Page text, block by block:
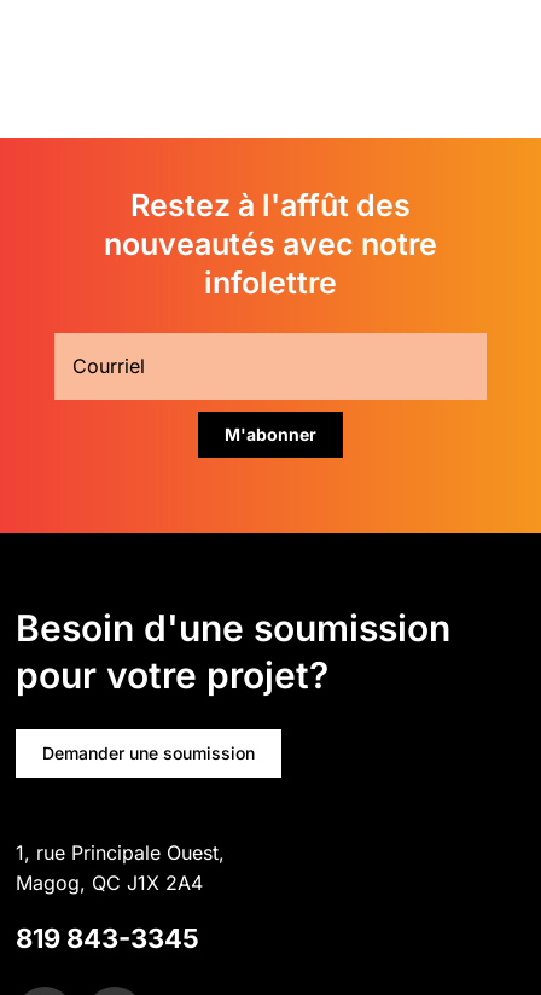
Restez à l'affût des
nouveautés avec notre
infolettre
Besoin d'une soumission
pour votre projet?
Demander une soumission
1, rue Principale Ouest,
Magog, QC J1X 2A4
819 843-3345